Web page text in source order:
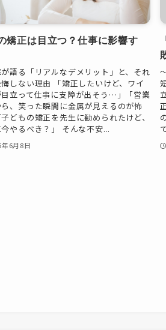
矯正は目立つ？仕事に影響す
語る「リアルなデメリット」と、それ
しない理由 「矯正したいけど、ワイ
目立って仕事に支障が出そう…」「営業
、笑った瞬間に金属が見えるのが怖
どもの矯正を先生に勧められたけど、
やるべき？」 そんな不安...
6月8日